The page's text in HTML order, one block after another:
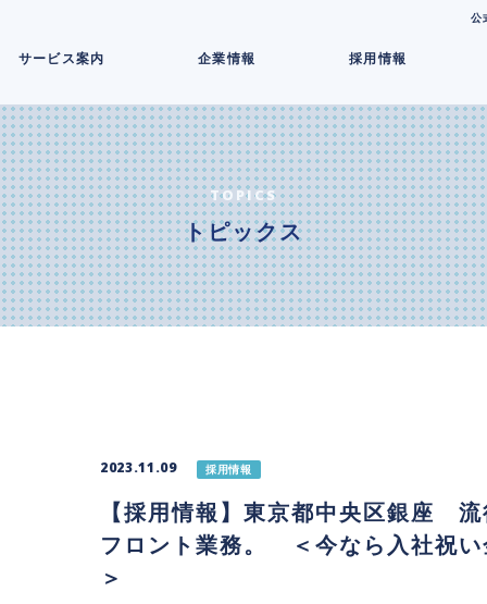
公
ツ
へ
ス
キ
ッ
プ
サービス案内 企業情報 採用情報
TOPICS
トピックス
2023.11.09 採用情報
【採用情報】東京都中央区銀座
フロント業務。 ＜今なら入社祝
＞